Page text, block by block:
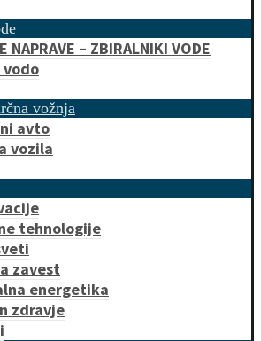
NAPRAVE – ZBIRALNIKI VODE
vožnja
avto
vozila
tehnologije
zavest
energetika
zdravje